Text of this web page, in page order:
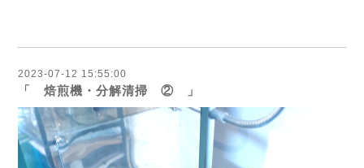
2023-07-12 15:55:00
「 焙煎機・分解清掃 ② 」